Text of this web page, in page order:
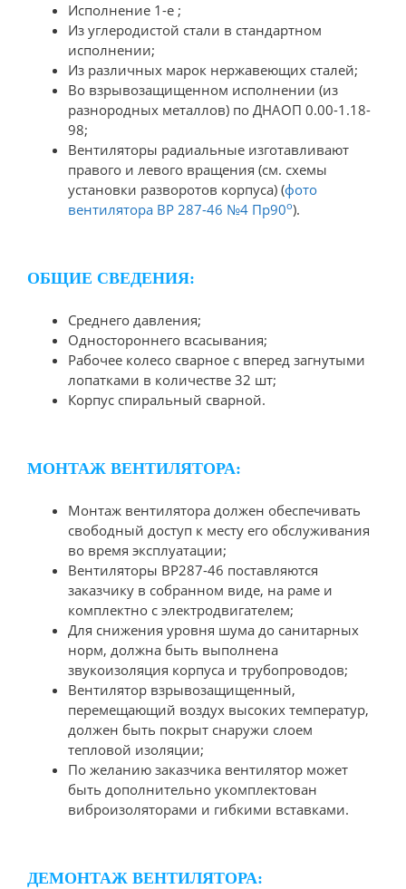
Исполнение 1-е ;
Из углеродистой стали в стандартном
исполнении;
Из различных марок нержавеющих сталей;
Во взрывозащищенном исполнении (из
разнородных металлов) по ДНАОП 0.00-1.18-
98;
Вентиляторы радиальные изготавливают
правого и левого вращения (см. схемы
установки разворотов корпуса) (фото
вентилятора ВР 287-46 №4 Пр90о).
ОБЩИЕ СВЕДЕНИЯ:
Среднего давления;
Одностороннего всасывания;
Рабочее колесо сварное с вперед загнутыми
лопатками в количестве 32 шт;
Корпус спиральный сварной.
МОНТАЖ ВЕНТИЛЯТОРА:
Монтаж вентилятора должен обеспечивать
свободный доступ к месту его обслуживания
во время эксплуатации;
Вентиляторы ВР287-46 поставляются
заказчику в собранном виде, на раме и
комплектно с электродвигателем;
Для снижения уровня шума до санитарных
норм, должна быть выполнена
звукоизоляция корпуса и трубопроводов;
Вентилятор взрывозащищенный,
перемещающий воздух высоких температур,
должен быть покрыт снаружи слоем
тепловой изоляции;
По желанию заказчика вентилятор может
быть дополнительно укомплектован
виброизоляторами и гибкими вставками.
ДЕМОНТАЖ ВЕНТИЛЯТОРА: